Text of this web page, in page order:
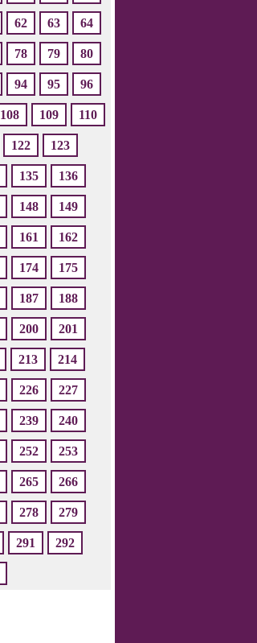
62 63 64
78 79 80
94 95 96
108 109 110
122 123
135 136
148 149
161 162
174 175
187 188
200 201
213 214
226 227
239 240
252 253
265 266
278 279
291 292